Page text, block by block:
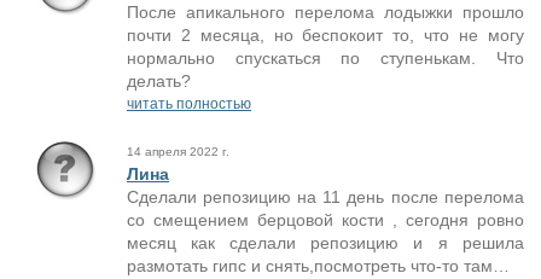
После апикального перелома лодыжки прошло
почти 2 месяца, но беспокоит то, что не могу
нормально спускаться по ступенькам. Что
делать?
читать полностью
14 апреля 2022 г.
Лина
Сделали репозицию на 11 день после перелома
со смещением берцовой кости , сегодня ровно
месяц как сделали репозицию и я решила
размотать гипс и снять,посмотреть что-то там…